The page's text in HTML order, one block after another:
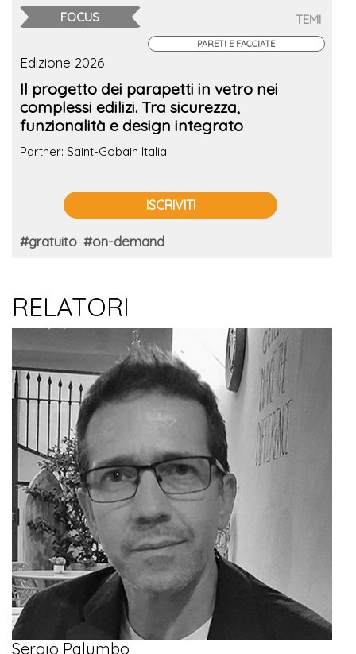
FOCUS TEMI
PARETI E FACCIATE
Edizione 2026
Il progetto dei parapetti in vetro nei
complessi edilizi. Tra sicurezza,
funzionalità e design integrato
Partner: Saint-Gobain Italia
ISCRIVITI
#gratuito #on-demand
RELATORI
Sergio Palumbo